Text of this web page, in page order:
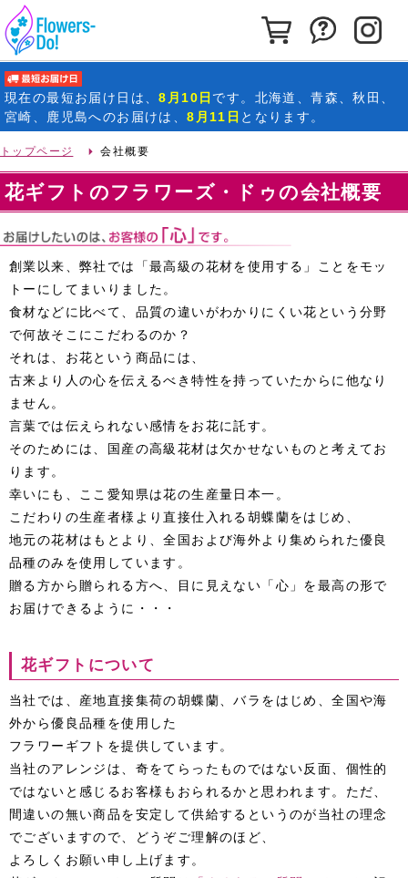
カートを見る
お問い合
現在の最短お届け日 は、8月10日 です。北海道、青森、秋田、
宮崎、鹿児島へのお届けは、8月11日 となります。
トップページ 会社概要
花ギフトのフラワーズ・ドゥの会社概要
創業以来、弊社では「最高級の花材を使用する」ことをモッ
トーにしてまいりました。
食材などに比べて、品質の違いがわかりにくい花という分野
で何故そこにこだわるのか？
それは、お花という商品には、
古来より人の心を伝えるべき特性を持っていたからに他なり
ません。
言葉では伝えられない感情をお花に託す。
そのためには、国産の高級花材は欠かせないものと考えてお
ります。
幸いにも、ここ愛知県は花の生産量日本一。
こだわりの生産者様より直接仕入れる胡蝶蘭をはじめ、
地元の花材はもとより、全国および海外より集められた優良
品種のみを使用しています。
贈る方から贈られる方へ、目に見えない「心」を最高の形で
お届けできるように・・・
花ギフトについて
当社では、産地直接集荷の胡蝶蘭、バラをはじめ、全国や海
外から優良品種を使用した
フラワーギフトを提供しています。
当社のアレンジは、奇をてらったものではない反面、個性的
ではないと感じるお客様もおられるかと思われます。ただ、
間違いの無い商品を安定して供給するというのが当社の理念
でございますので、どうぞご理解のほど、
よろしくお願い申し上げます。